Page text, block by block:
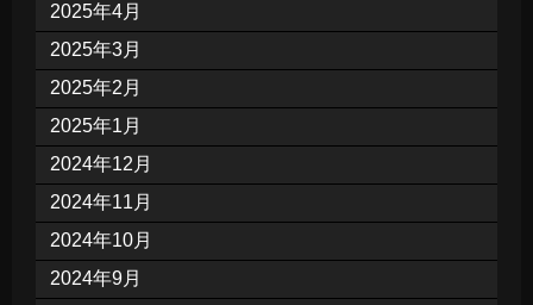
2025年4月
2025年3月
2025年2月
2025年1月
2024年12月
2024年11月
2024年10月
2024年9月